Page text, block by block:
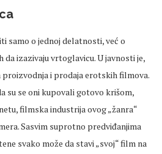
samo o jednoj delatnosti, već o
da izazivaju vrtoglavicu. U javnosti je,
proizvodnja i prodaja erotskih filmova.
su se oni kupovali gotovo krišom,
filmska industrija ovog „žanra“
Sasvim suprotno predviđanjima
svako može da stavi „svoj“ film na